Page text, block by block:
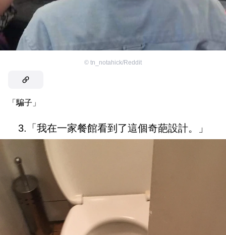
© tn_notahick/Reddit
「騙子」
3.「我在一家餐館看到了這個奇葩設計。」